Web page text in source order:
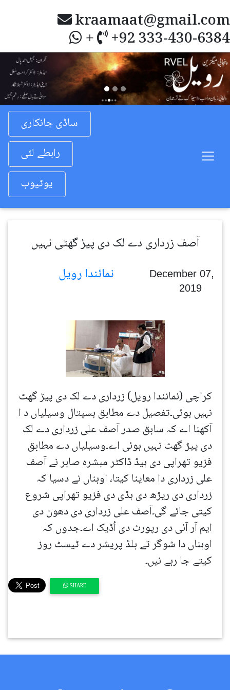
kraamaat@gmail.com
+ +92 333-430-6384
Previous
ساڈی جانکاری
رابطے لئی
یوٹیوب
آصف زرداری دے لک دی پیڑ گھٹی نہیں
December 07,
2019
کراچی (نمائندا رویل) زرداری دے لک دی پیڑ گھٹ
نہیں ہوئی۔تفصیل دے مطابق ہسپتال وسیلیاں د ا
آکھنا اے کہ سابق صدر آصف علی زرداری دے لک
دی پیڑ گھٹ نہیں ہوئی اے۔وسیلیاں دے مطابق
فزیو تھراپی دی ہیڈ ڈاکٹر مبشرہ صابر نے آصف
علی زرداری دا معاینا کیتا، اوہناں نے دسیا کہ
زرداری دی ریڑھ دی ہڈی دی فزیو تھراپی شروع
کیتی جائے گی۔آصف علی زرداری دی دھون دی
ایم آر آئی دی رپورٹ دی اُڈیک اے۔جدوں کہ
اوہناں دا شوگر تے بلڈ پریشر دے ٹیسٹ روز
کیتے جا رہے نیں۔
SHARE